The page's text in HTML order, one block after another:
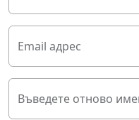
Email адрес
Въведете отново